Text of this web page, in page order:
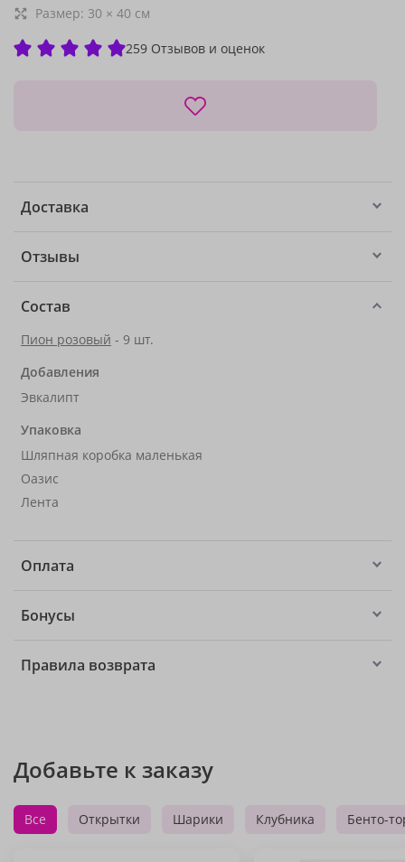
Размер: 30 × 40 см
259 Отзывов и оценок
Доставка
Отзывы
Состав
Пион розовый - 9 шт.
Добавления
Эвкалипт
Упаковка
Шляпная коробка маленькая
Оазис
Лента
Оплата
Бонусы
Правила возврата
Добавьте к заказу
Все Открытки Шарики Клубника Бенто-